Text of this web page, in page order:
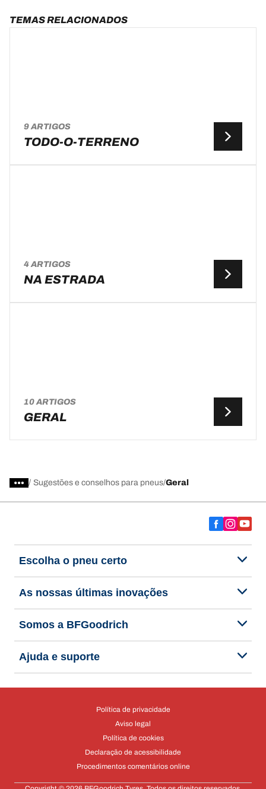
TEMAS RELACIONADOS
9 ARTIGOS
TODO-O-TERRENO
4 ARTIGOS
NA ESTRADA
10 ARTIGOS
GERAL
/ Sugestões e conselhos para pneus Geral
Escolha o pneu certo
As nossas últimas inovações
Somos a BFGoodrich
Ajuda e suporte
Política de privacidade
Aviso legal
Política de cookies
Declaração de acessibilidade
Procedimentos comentários online